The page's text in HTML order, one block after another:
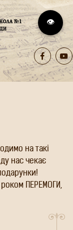
на такі
нас чекає
роком ПЕРЕМОГИ,
👁️